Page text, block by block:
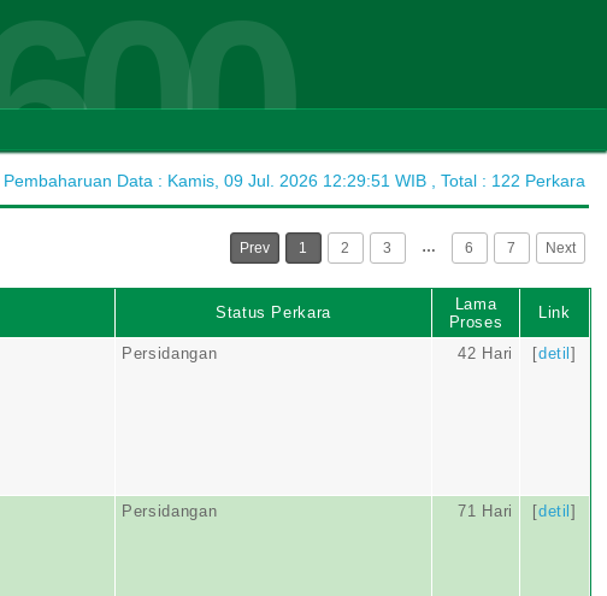
Pembaharuan Data : Kamis, 09 Jul. 2026 12:29:51 WIB , Total : 122 Perkara
Prev 1 2 3 … 6 7 Next
Status Perkara
Lama
Proses
Link
Persidangan 42 Hari [detil]
Persidangan 71 Hari [detil]